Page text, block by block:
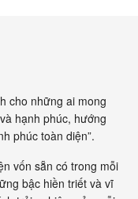
cho những ai mong
hạnh phúc, hướng
phúc toàn diện”.
vốn sẵn có trong mỗi
bậc hiền triết và vĩ